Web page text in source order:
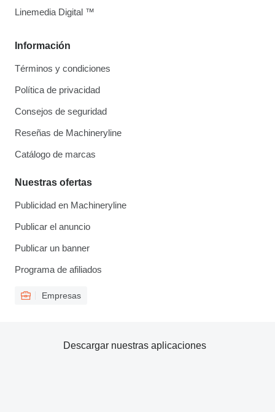
Información
Términos y condiciones
Política de privacidad
Consejos de seguridad
Reseñas de Machineryline
Catálogo de marcas
Nuestras ofertas
Publicidad en Machineryline
Publicar el anuncio
Publicar un banner
Programa de afiliados
Empresas
Linemedia Digital ™
Descargar nuestras aplicaciones